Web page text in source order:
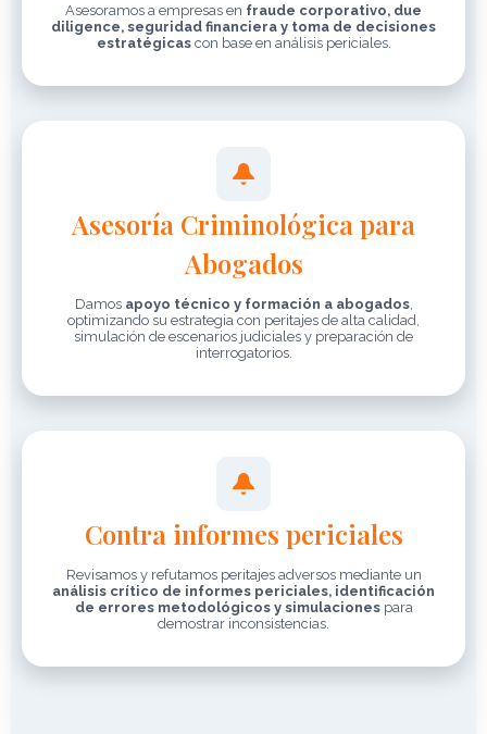
Asesoramos a empresas en fraude corporativo, due
diligence, seguridad financiera y toma de decisiones
estratégicascon base en análisis periciales.
Asesoría Criminológica para
Abogados
Damos apoyo técnico y formación a abogados,
optimizando su estrategia con peritajes de alta calidad,
simulación de escenarios judiciales y preparación de
interrogatorios.
Contra informes periciales
Revisamos y refutamos peritajes adversos mediante un
análisis crítico de informes periciales, identificación
de errores metodológicos y simulacionespara
demostrar inconsistencias.